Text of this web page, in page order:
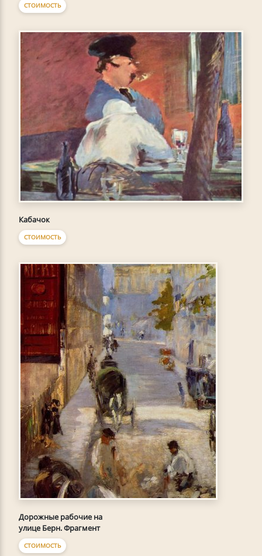
СТОИМОСТЬ
Кабачок
СТОИМОСТЬ
Дорожные рабочие на
улице Берн. Фрагмент
СТОИМОСТЬ